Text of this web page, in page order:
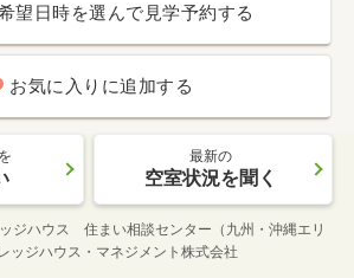
望日時を選んで見学予約する
お気に入りに追加する
最新の
空室状況を聞く
ジハウス 住まい相談センター（九州・沖縄エリ
ジハウス・マネジメント株式会社